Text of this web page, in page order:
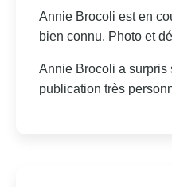
Annie Brocoli est en
bien connu. Photo et
Annie Brocoli a surpris
publication très